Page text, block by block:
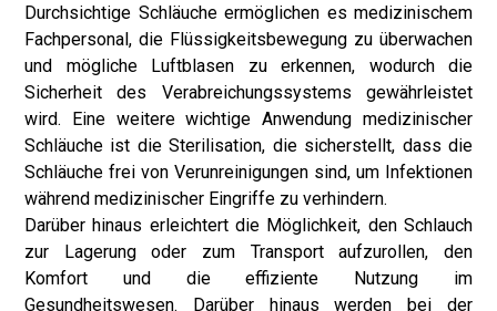
Durchsichtige Schläuche ermöglichen es medizinischem
Fachpersonal, die Flüssigkeitsbewegung zu überwachen
und mögliche Luftblasen zu erkennen, wodurch die
Sicherheit des Verabreichungssystems gewährleistet
wird. Eine weitere wichtige Anwendung medizinischer
Schläuche ist die Sterilisation, die sicherstellt, dass die
Schläuche frei von Verunreinigungen sind, um Infektionen
während medizinischer Eingriffe zu verhindern.
Darüber hinaus erleichtert die Möglichkeit, den Schlauch
zur Lagerung oder zum Transport aufzurollen, den
Komfort und die effiziente Nutzung im
Gesundheitswesen. Darüber hinaus werden bei der